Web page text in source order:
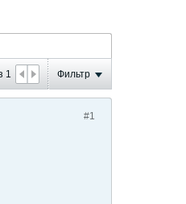
1 Фильтр
#1